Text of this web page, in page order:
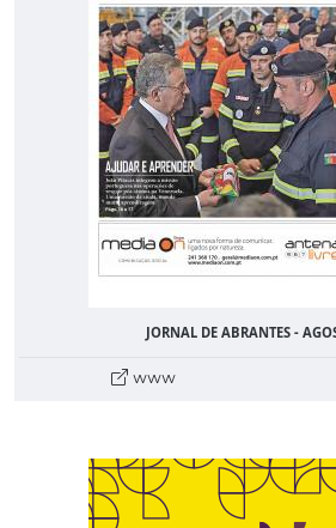
JORNAL DE ABRANTES -
www